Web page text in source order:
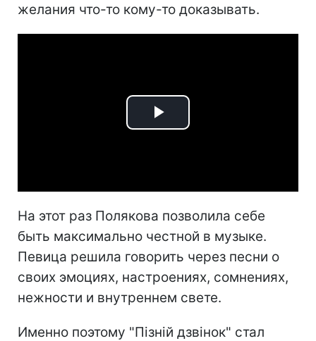
желания что-то кому-то доказывать.
Play
На этот раз Полякова позволила себе
быть максимально честной в музыке.
Певица решила говорить через песни о
своих эмоциях, настроениях, сомнениях,
нежности и внутреннем свете.
Именно поэтому "Пізній дзвінок" стал